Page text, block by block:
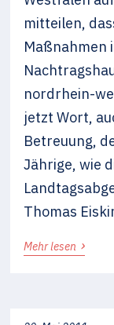
mitteilen,
Maßnahmen
nordrhein-
jetzt Wort,
Betreuung,
Jährige, wie
Thomas
Mehr lesen ›